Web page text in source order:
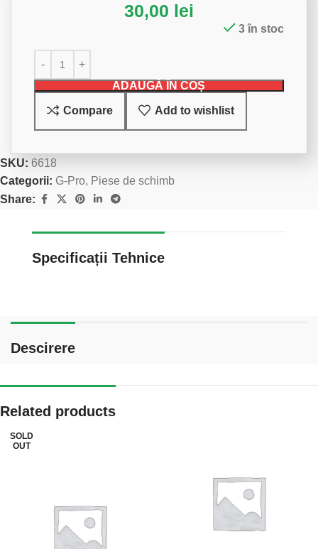
30,00 lei
3 în stoc
ADAUGĂ ÎN COȘ
Compare Add to wishlist
SKU: 6618
Categorii: G-Pro, Piese de schimb
Share:
Specificații Tehnice
Descirere
Related products
SOLD
OUT